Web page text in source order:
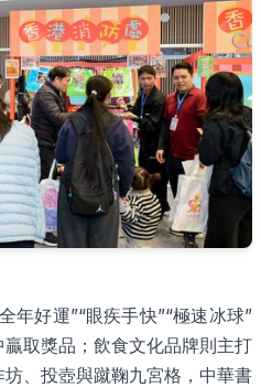
年好運”“眼疾手快”“極速冰球”
取獎品；飲食文化品牌則主打
、投壺與蹴鞠九宮格，中華書